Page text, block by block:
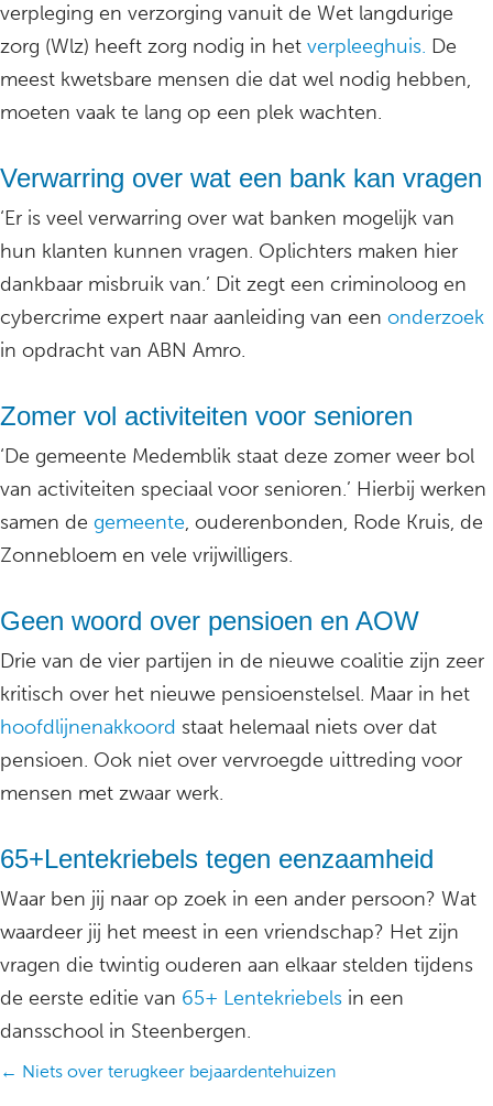
verpleging en verzorging vanuit de Wet langdurige
zorg (Wlz) heeft zorg nodig in het verpleeghuis. De
meest kwetsbare mensen die dat wel nodig hebben,
moeten vaak te lang op een plek wachten.
Verwarring over wat een bank kan vragen
‘Er is veel verwarring over wat banken mogelijk van
hun klanten kunnen vragen. Oplichters maken hier
dankbaar misbruik van.’ Dit zegt een criminoloog en
cybercrime expert naar aanleiding van een onderzoek
in opdracht van ABN Amro.
Zomer vol activiteiten voor senioren
‘De gemeente Medemblik staat deze zomer weer bol
van activiteiten speciaal voor senioren.’ Hierbij werken
samen de gemeente, ouderenbonden, Rode Kruis, de
Zonnebloem en vele vrijwilligers.
Geen woord over pensioen en AOW
Drie van de vier partijen in de nieuwe coalitie zijn zeer
kritisch over het nieuwe pensioenstelsel. Maar in het
hoofdlijnenakkoord staat helemaal niets over dat
pensioen. Ook niet over vervroegde uittreding voor
mensen met zwaar werk.
65+Lentekriebels tegen eenzaamheid
Waar ben jij naar op zoek in een ander persoon? Wat
waardeer jij het meest in een vriendschap? Het zijn
vragen die twintig ouderen aan elkaar stelden tijdens
de eerste editie van 65+ Lentekriebels in een
dansschool in Steenbergen.
Posts
← Niets over terugkeer bejaardentehuizen